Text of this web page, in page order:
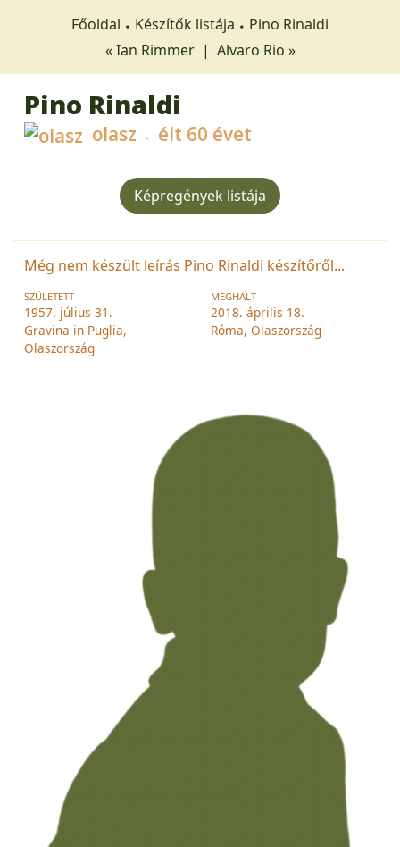
Főoldal Készítők listája
Pino Rinaldi
« Ian Rimmer | Alvaro Rio »
Pino Rinaldi
olasz élt 60 évet
Képregények listája
Még nem készült leírás Pino Rinaldi készítőről...
SZÜLETETT
1957. július 31.
Gravina in Puglia,
Olaszország
MEGHALT
2018. április 18.
Róma, Olaszország